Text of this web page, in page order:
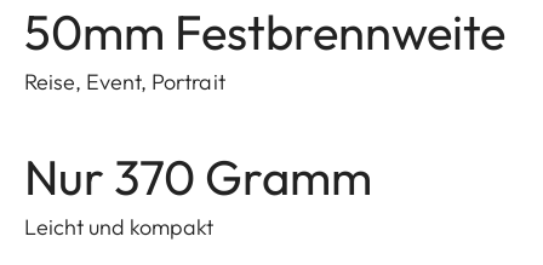
50mm Festbrennweite
Reise, Event, Portrait
Nur 370 Gramm
Leicht und kompakt